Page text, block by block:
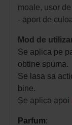
moale, usor
- aport de
Mod de
Se aplica pe
obtine spuma.
Se lasa sa
bine.
Se aplica apoi
Parfum: